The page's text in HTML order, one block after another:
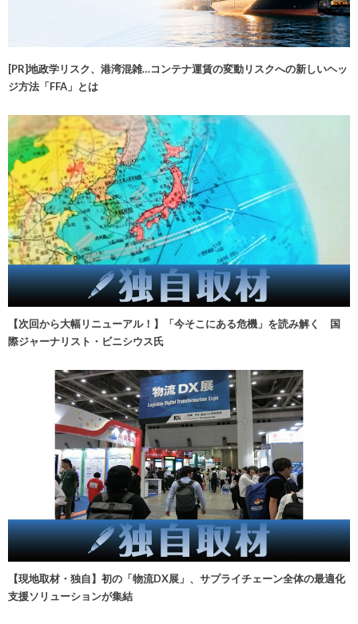
[PR]地政学リスク、港湾混雑…コンテナ運賃の変動リスクへの新しいヘッ
ジ方法「FFA」とは
【次回から大幅リニューアル！】「今そこにある危機」を読み解く 国
際ジャーナリスト・ビニシウス氏
【現地取材・独自】初の「物流DX展」、サプライチェーン全体の最適化
支援ソリューションが集結